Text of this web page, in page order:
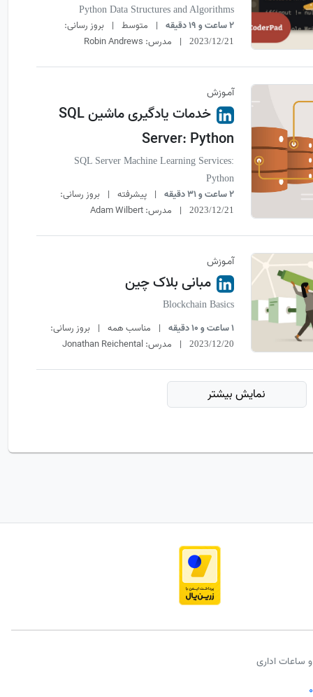
Python Data Structures and Algorithms
2 ساعت و 19 دقیقه | متوسط | بروز رسانی:
2023/12/21
| مدرس: Robin Andrews
آمـوزش
خدمات یادگیری ماشین SQL
Server: Python
SQL Server Machine Learning Services:
Python
2 ساعت و 31 دقیقه | پیشرفته | بروز رسانی:
2023/12/21
| مدرس:Adam Wilbert
آمـوزش
مبانی بلاک چین
Blockchain Basics
1 ساعت و 10 دقیقه | مناسب همه | بروز رسانی:
2023/12/20
| مدرس:Jonathan Reichental
نمایش بیشتر
ساعات اداری